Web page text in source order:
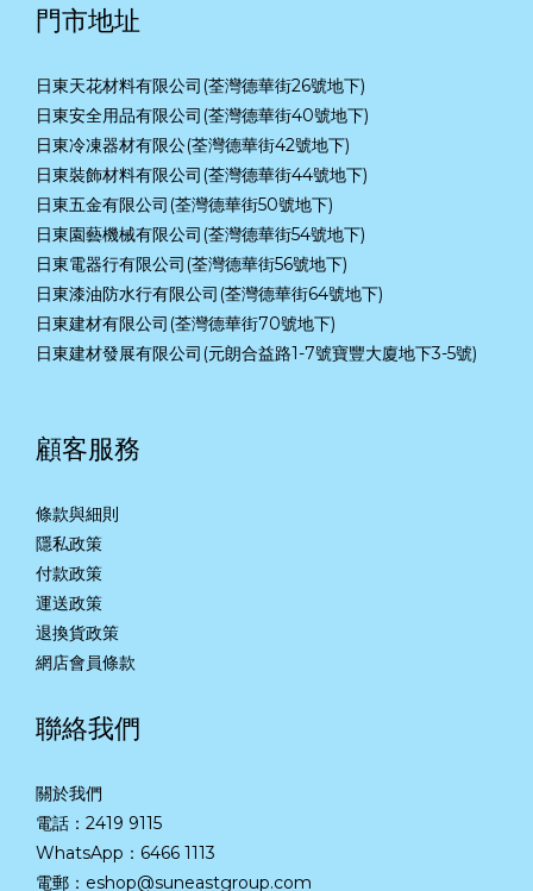
門市地址
日東天花材料有限公司(荃灣德華街26號地下)
日東安全用品有限公司(荃灣德華街40號地下)
日東冷凍器材有限公(荃灣德華街42號地下)
日東裝飾材料有限公司(荃灣德華街44號地下)
日東五金有限公司(荃灣德華街50號地下)
日東園藝機械有限公司(荃灣德華街54號地下)
日東電器行有限公司(荃灣德華街56號地下)
日東漆油防水行有限公司(荃灣德華街64號地下)
日東建材有限公司(荃灣德華街70號地下)
日東建材發展有限公司(元朗合益路1-7號寶豐大廈地下3-5號)
顧客服務
條款與細則
隱私政策
付款政策
運送政策
退換貨政策
網店會員條款
聯絡我們
關於我們
電話：2419 9115
WhatsApp： 6466 1113
電郵：eshop@suneastgroup.com